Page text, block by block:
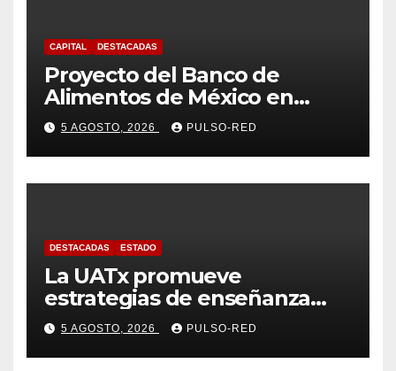
CAPITAL DESTACADAS
Proyecto del Banco de
Alimentos de México en
Tlaxcala avanza con trabajo
coordinado
5 AGOSTO, 2026 PULSO-RED
DESTACADAS ESTADO
La UATx promueve
estrategias de enseñanza
centradas en el contexto de
sus estudiantes
5 AGOSTO, 2026 PULSO-RED